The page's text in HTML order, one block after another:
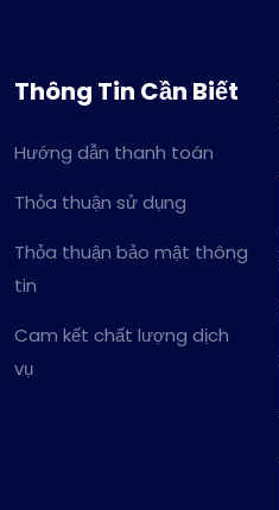
Thông Tin Cần Biết
Hướng dẫn thanh toán
Thỏa thuận sử dụng
Thỏa thuận bảo mật thông
tin
Cam kết chất lượng dịch
vụ